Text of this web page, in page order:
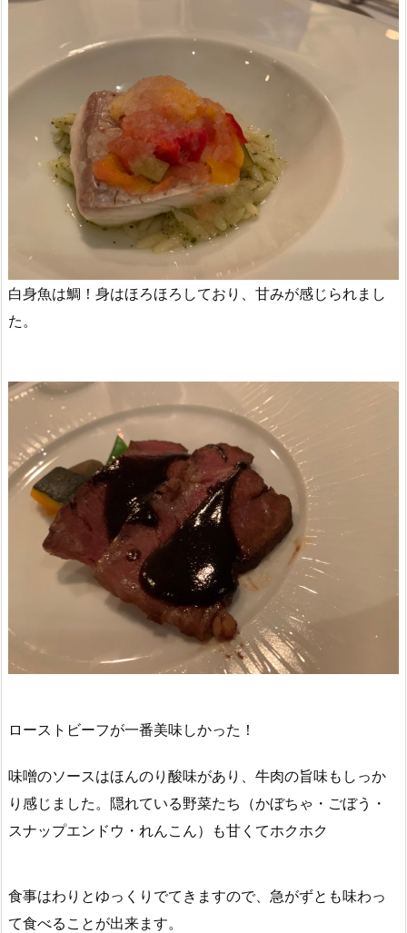
白身魚は鯛！身はほろほろしており、甘みが感じられまし
た。
ローストビーフが一番美味しかった！
味噌のソースはほんのり酸味があり、牛肉の旨味もしっか
り感じました。隠れている野菜たち（かぼちゃ・ごぼう・
スナップエンドウ・れんこん）も甘くてホクホク
食事はわりとゆっくりでてきますので、急がずとも味わっ
て食べることが出来ます。